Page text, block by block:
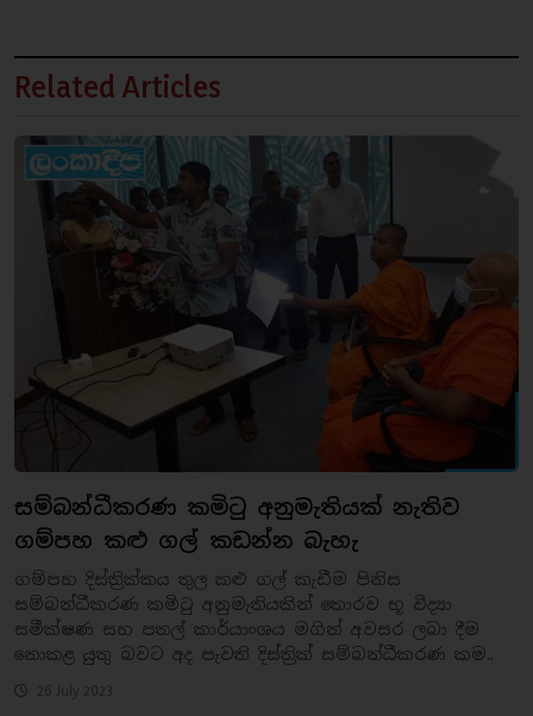
Related Articles
සම්බන්ධීකරණ කමිටු අනුමැතියක් නැතිව
ගම්පහ කළු ගල් කඩන්න බැහැ
ගම්පහ දිස්ත්‍රික්කය තුල කළු ගල් කැඩීම පිනිස
සම්බන්ධීකරණ කමිටු අනුමැතියකින් තොරව භූ විද්‍යා
සමීක්ෂණ සහ පතල් කාර්යාංශය මගින් අවසර ලබා දීම
නොකළ යුතු බවට අද පැවති දිස්ත්‍රික් සම්බන්ධීකරණ කම..
26 July 2023